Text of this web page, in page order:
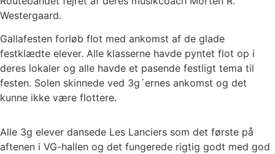
Westergaard.
Gallafesten forløb flot med ankomst af de glade
festklædte elever. Alle klasserne havde pyntet flot op i
deres lokaler og alle havde et pasende festligt tema til
festen. Solen skinnede ved 3g´ernes ankomst og det
kunne ikke være flottere.
Alle 3g elever dansede Les Lanciers som det første på
aftenen i VG-hallen og det fungerede rigtig godt med god